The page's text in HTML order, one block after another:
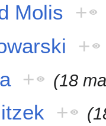
Molis +
+
+ (18
+